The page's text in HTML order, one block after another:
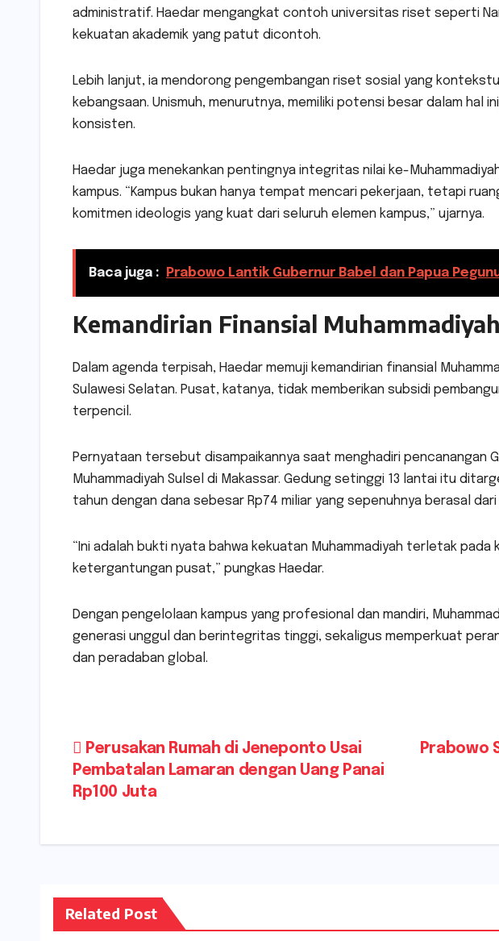
administratif. Haedar mengangkat contoh universitas riset seperti
kekuatan akademik yang patut dicontoh.
Lebih lanjut, ia mendorong pengembangan riset sosial yang
kebangsaan. Unismuh, menurutnya, memiliki potensi besar dalam hal
konsisten.
Haedar juga menekankan pentingnya integritas nilai ke-
kampus. “Kampus bukan hanya tempat mencari pekerjaan, tetapi
komitmen ideologis yang kuat dari seluruh elemen kampus,” ujarnya.
Baca juga : Prabowo Lantik Gubernur Babel dan Papua
Kemandirian Finansial
Dalam agenda terpisah, Haedar memuji kemandirian finansial
Sulawesi Selatan. Pusat, katanya, tidak memberikan subsidi
terpencil.
Pernyataan tersebut disampaikannya saat menghadiri pencanangan
Muhammadiyah Sulsel di Makassar. Gedung setinggi 13 lantai itu
tahun dengan dana sebesar Rp74 miliar yang sepenuhnya berasal
“Ini adalah bukti nyata bahwa kekuatan Muhammadiyah terletak pada
ketergantungan pusat,” pungkas Haedar.
Dengan pengelolaan kampus yang profesional dan mandiri,
generasi unggul dan berintegritas tinggi, sekaligus memperkuat
dan peradaban global.
Navigasi
pos
Prabowo
Perusakan Rumah di Jeneponto Usai
Pembatalan Lamaran dengan Uang Panai
Rp100 Juta
Related Post